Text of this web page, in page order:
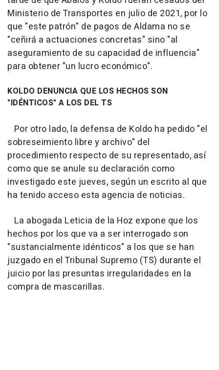
Ministerio de Transportes en julio de 2021, por lo
que "este patrón" de pagos de Aldama no se
"ceñirá a actuaciones concretas" sino "al
aseguramiento de su capacidad de influencia"
para obtener "un lucro económico".
KOLDO DENUNCIA QUE LOS HECHOS SON
"IDÉNTICOS" A LOS DEL TS
Por otro lado, la defensa de Koldo ha pedido "el
sobreseimiento libre y archivo" del
procedimiento respecto de su representado, así
como que se anule su declaración como
investigado este jueves, según un escrito al que
ha tenido acceso esta agencia de noticias.
La abogada Leticia de la Hoz expone que los
hechos por los que va a ser interrogado son
"sustancialmente idénticos" a los que se han
juzgado en el Tribunal Supremo (TS) durante el
juicio por las presuntas irregularidades en la
compra de mascarillas.